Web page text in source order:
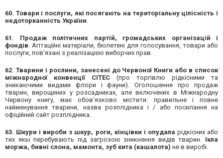
60. Товари і послуги, які посягають на територіальну цілісність і
недоторканність України.
61. Продаж політичних партій, громадських організацій і
фондів. Агітаційні матеріали, бюлетені для голосування, товари або
послуги, пов'язані з реалізацією виборчих прав.
62. Тварини і рослини, занесені до Червоної Книги або в список
міжнародної конвенції СІТЕС (про торгівлю рідкісними та
зникаючими видами флори і фауни). Оголошення про продаж
тварин, вирощених у розсадниках, але включених в Міжнародну
Червону книгу, має обов'язково містити: правильне і повне
найменування тварини, назва розплідника і / або посилання на
офіційний сайт розплідника.
63. Шкури і вироби з шкур, роги, кінцівки і опудала рідкісних або
тих якы перебувають під загрозою зникнення видів тварин. Ікла
моржа, бивні слона, мамонта, зуб кита (кашалота) не в виробі.